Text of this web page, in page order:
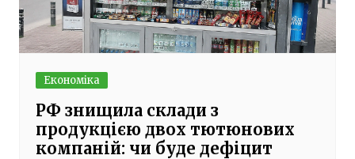
Економіка
РФ знищила склади з
продукцією двох тютюнових
компаній: чи буде дефіцит